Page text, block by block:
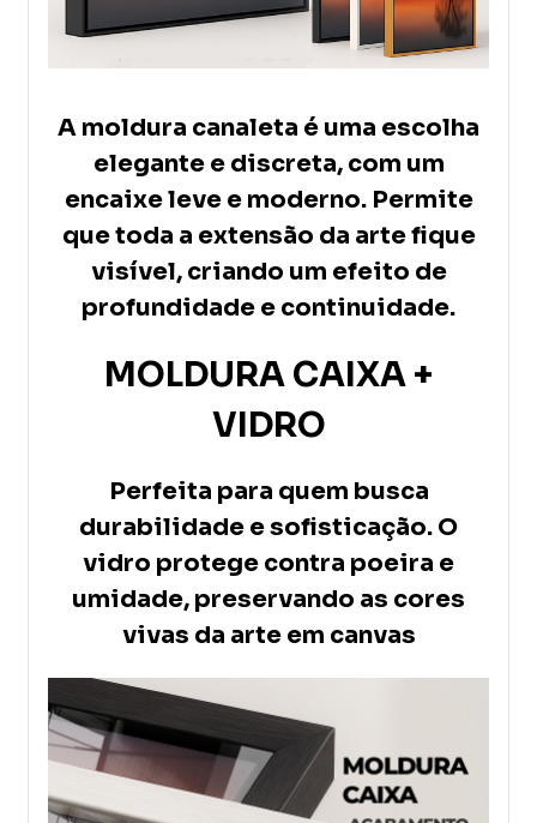
A moldura canaleta é uma escolha
elegante e discreta, com um
encaixe leve e moderno. Permite
que toda a extensão da arte fique
visível, criando um efeito de
profundidade e continuidade.
MOLDURA CAIXA +
VIDRO
Perfeita para quem busca
durabilidade e sofisticação. O
vidro protege contra poeira e
umidade, preservando as cores
vivas da arte em canvas